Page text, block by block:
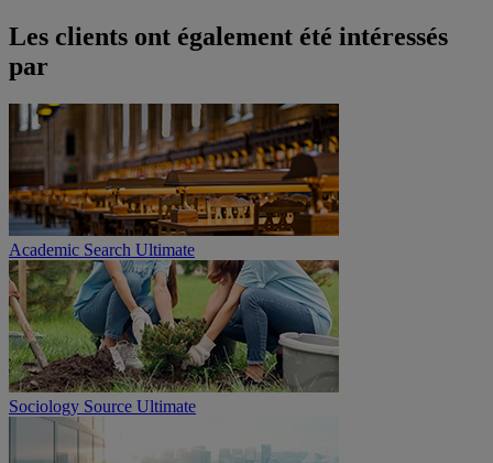
Les clients ont également été intéressés
par
Academic Search Ultimate
Sociology Source Ultimate